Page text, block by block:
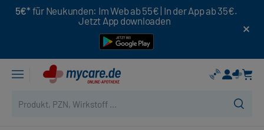
5€* für Neukunden: Im Web ab 55€ | In der App ab 35€.
Jetzt App downloaden